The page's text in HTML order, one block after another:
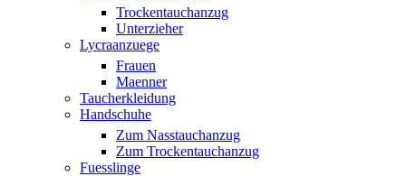
Trockentauchanzug
Unterzieher
Lycraanzuege
Frauen
Maenner
Taucherkleidung
Handschuhe
Zum Nasstauchanzug
Zum Trockentauchanzug
Fuesslinge